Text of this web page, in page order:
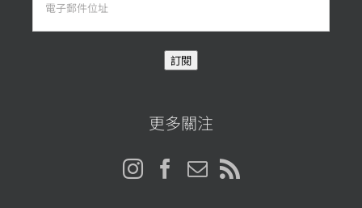
訂閱
更多關注